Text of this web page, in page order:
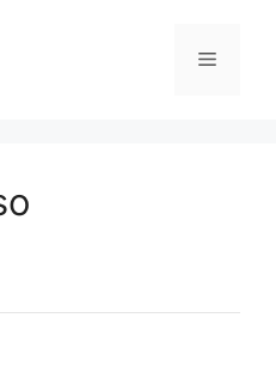
Menú